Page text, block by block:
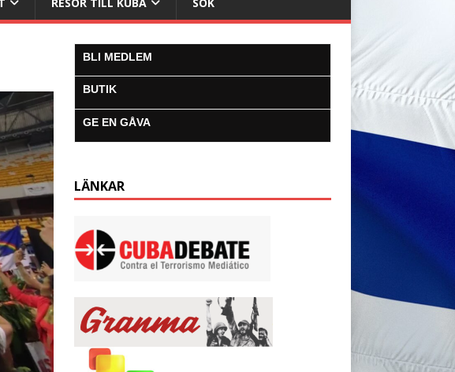
RESOR TILL KUBA SÖK
BLI MEDLEM
BUTIK
GE EN GÅVA
LÄNKAR